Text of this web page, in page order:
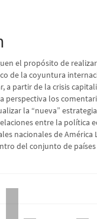
el propósito de
de la coyuntura
a partir de la crisis
perspectiva los
la “nueva”
entre la política
nacionales de América
del conjunto de